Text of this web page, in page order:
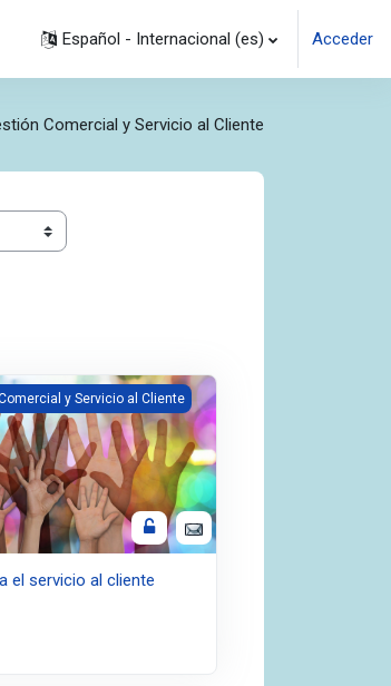
Español - Internacional ‎(es)‎ Acceder
Comercial y Servicio al Cliente
para el servicio al cliente
y Servicio al Cliente
el servicio al cliente